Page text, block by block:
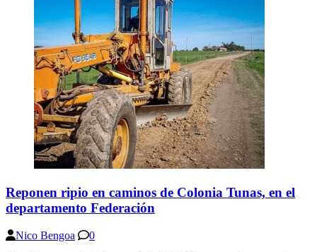
Reponen ripio en caminos de Colonia Tunas, en el
departamento Federación
Nico Bengoa
0